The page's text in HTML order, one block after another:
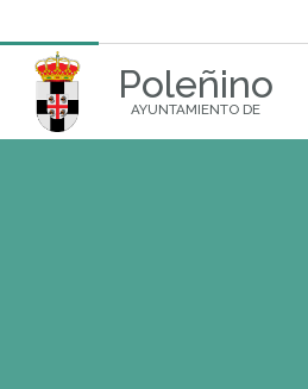
Poleñino
AYUNTAMIENTO DE